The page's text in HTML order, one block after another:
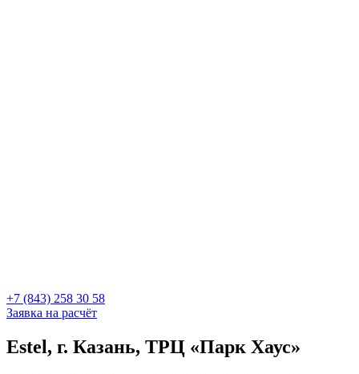
+7 (843) 258 30 58
Заявка на расчёт
Estel, г. Казань, ТРЦ «Парк Хаус»